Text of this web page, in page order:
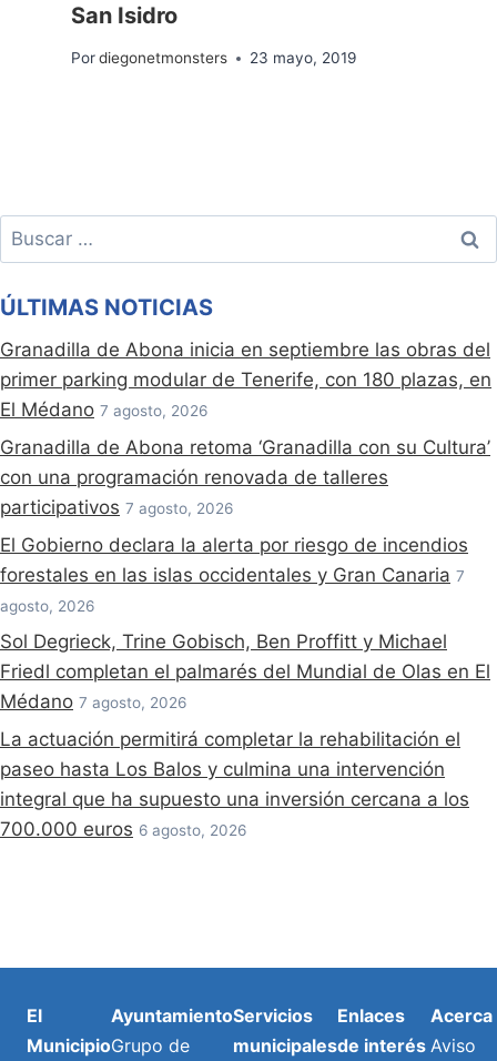
San Isidro
Pordiegonetmonsters 23 mayo, 2019
Buscar:
ÚLTIMAS NOTICIAS
Granadilla de Abona inicia en septiembre las obras del
primer parking modular de Tenerife, con 180 plazas, en
El Médano 7 agosto, 2026
Granadilla de Abona retoma ‘Granadilla con su Cultura’
con una programación renovada de talleres
participativos 7 agosto, 2026
El Gobierno declara la alerta por riesgo de incendios
forestales en las islas occidentales y Gran Canaria 7
agosto, 2026
Sol Degrieck, Trine Gobisch, Ben Proffitt y Michael
Friedl completan el palmarés del Mundial de Olas en El
Médano 7 agosto, 2026
La actuación permitirá completar la rehabilitación el
paseo hasta Los Balos y culmina una intervención
integral que ha supuesto una inversión cercana a los
700.000 euros 6 agosto, 2026
El
Municipio
Ayuntamiento
Grupo de
Servicios
municipales
Enlaces
de interés
Acerca
Aviso